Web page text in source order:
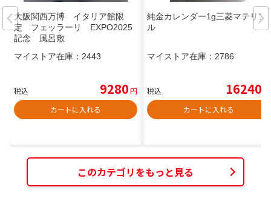
大阪関西万博 イタリア館限
定 フェッラーリ EXPO2025
記念 風呂敷
マイストア在庫： 2443
税込 9280円
カートに入れる
純金カレンダー1g三菱マテリア
ル
マイストア在庫： 2786
税込 16240
カートに入れる
このカテゴリをもっと見る